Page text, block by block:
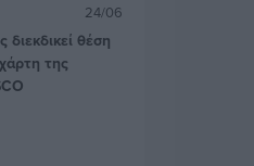
24/06
διεκδικεί θέση
της